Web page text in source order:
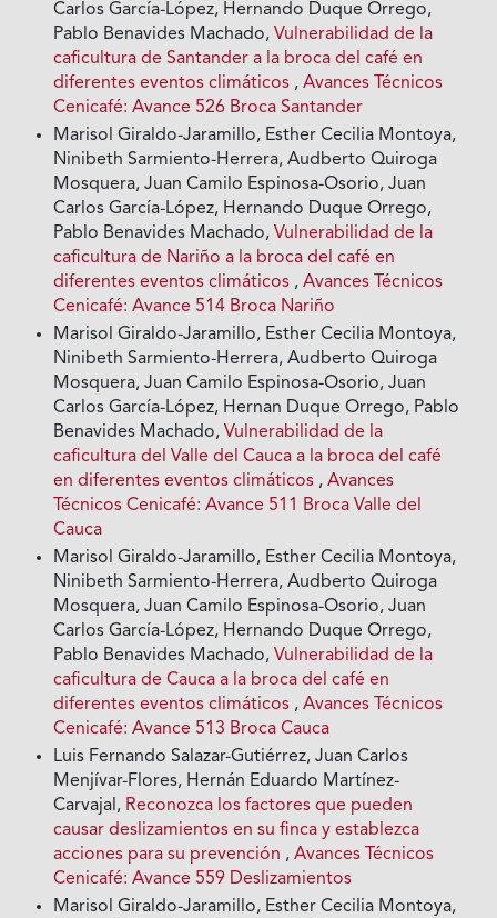
Carlos García-López, Hernando Duque Orrego,
Pablo Benavides Machado,Vulnerabilidad de la
caficultura de Santander a la broca del café en
diferentes eventos climáticos ,Avances Técnicos
Cenicafé: Avance 526 Broca Santander
Marisol Giraldo-Jaramillo, Esther Cecilia Montoya,
Ninibeth Sarmiento-Herrera, Audberto Quiroga
Mosquera, Juan Camilo Espinosa-Osorio, Juan
Carlos García-López, Hernando Duque Orrego,
Pablo Benavides Machado,Vulnerabilidad de la
caficultura de Nariño a la broca del café en
diferentes eventos climáticos ,Avances Técnicos
Cenicafé: Avance 514 Broca Nariño
Marisol Giraldo-Jaramillo, Esther Cecilia Montoya,
Ninibeth Sarmiento-Herrera, Audberto Quiroga
Mosquera, Juan Camilo Espinosa-Osorio, Juan
Carlos García-López, Hernan Duque Orrego, Pablo
Benavides Machado,Vulnerabilidad de la
caficultura del Valle del Cauca a la broca del café
en diferentes eventos climáticos ,Avances
Técnicos Cenicafé: Avance 511 Broca Valle del
Cauca
Marisol Giraldo-Jaramillo, Esther Cecilia Montoya,
Ninibeth Sarmiento-Herrera, Audberto Quiroga
Mosquera, Juan Camilo Espinosa-Osorio, Juan
Carlos García-López, Hernando Duque Orrego,
Pablo Benavides Machado,Vulnerabilidad de la
caficultura de Cauca a la broca del café en
diferentes eventos climáticos ,Avances Técnicos
Cenicafé: Avance 513 Broca Cauca
Luis Fernando Salazar-Gutiérrez, Juan Carlos
Menjívar-Flores, Hernán Eduardo Martínez-
Carvajal, Reconozca los factores que pueden
causar deslizamientos en su finca y establezca
acciones para su prevención ,Avances Técnicos
Cenicafé: Avance 559 Deslizamientos
Marisol Giraldo-Jaramillo, Esther Cecilia Montoya,